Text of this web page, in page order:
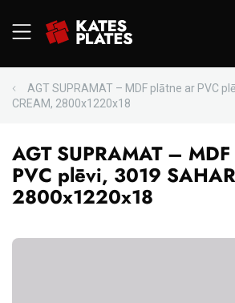
AGT SUPRAMAT – MDF plātne ar PVC
CREAM, 2800x1220x18
AGT SUPRAMAT –
PVC plēvi, 3019
2800x1220x18